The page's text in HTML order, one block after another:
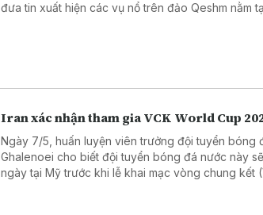
đưa tin xuất hiện các vụ nổ trên đảo Qeshm nằm
Iran xác nhận tham gia VCK World Cup
Ngày 7/5, huấn luyện viên trưởng đội tuyển bóng
Ghalenoei cho biết đội tuyển bóng đá nước này
ngày tại Mỹ trước khi lễ khai mạc vòng chung kết